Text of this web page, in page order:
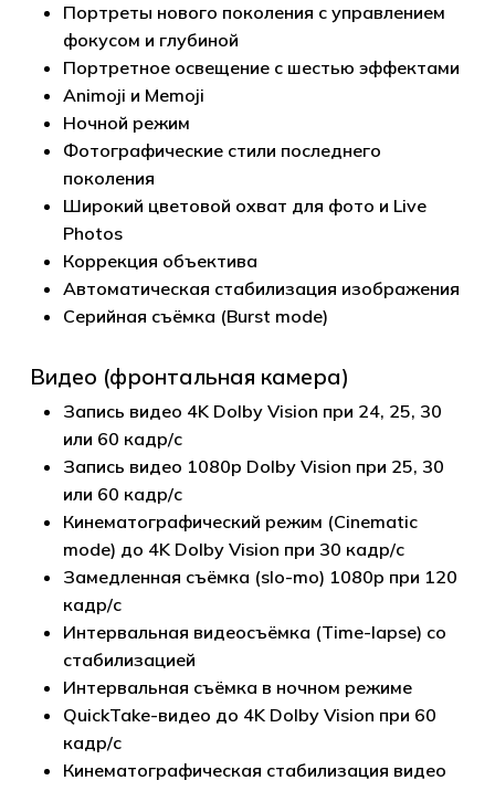
Портреты нового поколения с управлением
фокусом и глубиной
Портретное освещение с шестью эффектами
Animoji и Memoji
Ночной режим
Фотографические стили последнего
поколения
Широкий цветовой охват для фото и Live
Photos
Коррекция объектива
Автоматическая стабилизация изображения
Серийная съёмка (Burst mode)
Видео (фронтальная камера)
Запись видео 4K Dolby Vision при 24, 25, 30
или 60 кадр/с
Запись видео 1080p Dolby Vision при 25, 30
или 60 кадр/с
Кинематографический режим (Cinematic
mode) до 4K Dolby Vision при 30 кадр/с
Замедленная съёмка (slo-mo) 1080p при 120
кадр/с
Интервальная видеосъёмка (Time-lapse) со
стабилизацией
Интервальная съёмка в ночном режиме
QuickTake-видео до 4K Dolby Vision при 60
кадр/с
Кинематографическая стабилизация видео